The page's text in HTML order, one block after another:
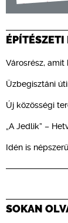
ÉPÍTÉSZETI
Városrész,
Üzbegisztáni
Új közösségi
„A Jedlik” –
Idén is
SOKAN